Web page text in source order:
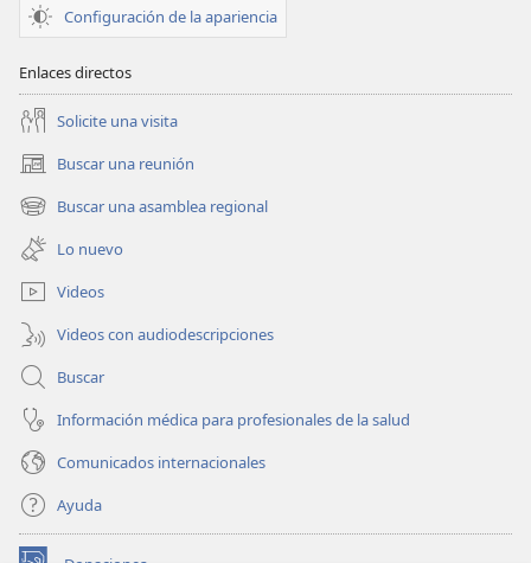
Configuración de la apariencia
Enlaces directos
Solicite una visita
Buscar una reunión
(abre
una
nueva
ventana)
Buscar una asamblea regional
(abre
una
nueva
ventana)
Lo nuevo
Videos
Videos con audiodescripciones
Buscar
Información médica para profesionales de la salud
Comunicados internacionales
Ayuda